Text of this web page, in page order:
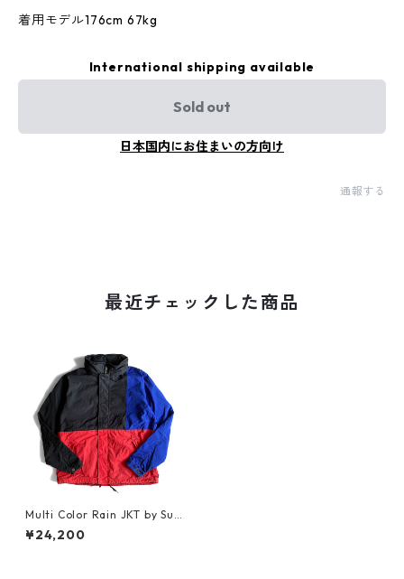
着用モデル176cm 67kg
International shipping available
Sold out
日本国内にお住まいの方向け
通報する
最近チェックした商品
Multi Color Rain JKT by Sup
reme_1
¥24,200